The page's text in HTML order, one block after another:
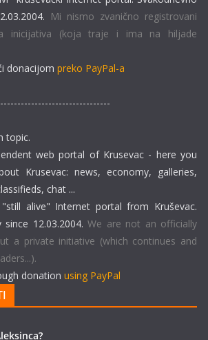
Mi nismo zvanično registrovani
inicijativa (koja traje i ima na hiljade
donacijom preko PayPal-a
topic.
web portal of Krusevac - here you
Krusevac: news, economy, galleries,
chat ...
alive" Internet portal from Kruševac.
12.03.2004. We are not an officially
a private initiative (which continues and
donation using PayPal